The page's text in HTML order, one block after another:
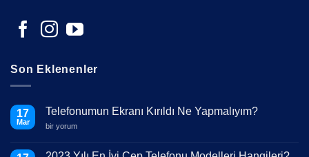
Son Eklenenler
17
Mar
Telefonumun Ekranı Kırıldı Ne Yapmalıyım?
Telefonumun
Ne
bir yorum